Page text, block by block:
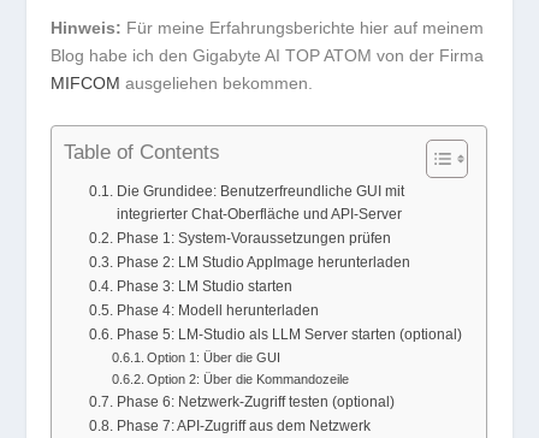
Hinweis: Für meine Erfahrungsberichte hier auf meinem
Blog habe ich den Gigabyte AI TOP ATOM von der Firma
MIFCOM ausgeliehen bekommen.
Table of Contents
Die Grundidee: Benutzerfreundliche GUI mit
integrierter Chat-Oberfläche und API-Server
Phase 1: System-Voraussetzungen prüfen
Phase 2: LM Studio AppImage herunterladen
Phase 3: LM Studio starten
Phase 4: Modell herunterladen
Phase 5: LM-Studio als LLM Server starten (optional)
Option 1: Über die GUI
Option 2: Über die Kommandozeile
Phase 6: Netzwerk-Zugriff testen (optional)
Phase 7: API-Zugriff aus dem Netzwerk